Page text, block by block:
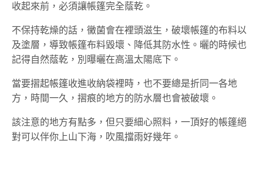
收起來前，必須讓帳篷完全蔭乾。
不保持乾燥的話，黴菌會在裡頭滋生，破壞帳篷的布料以
及塗層，導致帳篷布料毀壞、降低其防水性。曬的時候也
記得自然蔭乾，別曝曬在高溫太陽底下。
當要摺起帳篷收進收納袋裡時，也不要總是折同一各地
方，時間一久，摺痕的地方的防水層也會被破壞。
該注意的地方有點多，但只要細心照料，一頂好的帳篷絕
對可以伴你上山下海，吹風擋雨好幾年。